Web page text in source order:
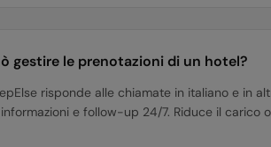
gestire le prenotazioni di un hotel?
risponde alle chiamate in italiano e in
e follow-up 24/7. Riduce il carico